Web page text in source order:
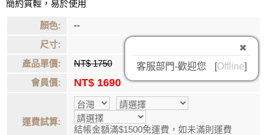
簡約質輕，易於使用
顏色:
--
尺寸:
產品單價:
NT$ 1750
會員價:
NT$ 1690
運費試算:
結帳金額滿$1500免運費，如未滿則運費
✖
客服部門-歡迎您
[Offline]